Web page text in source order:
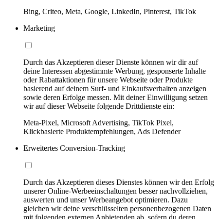
Bing, Criteo, Meta, Google, LinkedIn, Pinterest, TikTok
Marketing
Durch das Akzeptieren dieser Dienste können wir dir auf
deine Interessen abgestimmte Werbung, gesponserte Inhalte
oder Rabattaktionen für unsere Webseite oder Produkte
basierend auf deinem Surf- und Einkaufsverhalten anzeigen
sowie deren Erfolge messen. Mit deiner Einwilligung setzen
wir auf dieser Webseite folgende Drittdienste ein:
Meta-Pixel, Microsoft Advertising, TikTok Pixel,
Klickbasierte Produktempfehlungen, Ads Defender
Erweitertes Conversion-Tracking
Durch das Akzeptieren dieses Dienstes können wir den Erfolg
unserer Online-Werbeeinschaltungen besser nachvollziehen,
auswerten und unser Werbeangebot optimieren. Dazu
gleichen wir deine verschlüsselten personenbezogenen Daten
mit folgenden externen Anbietenden ab, sofern du deren